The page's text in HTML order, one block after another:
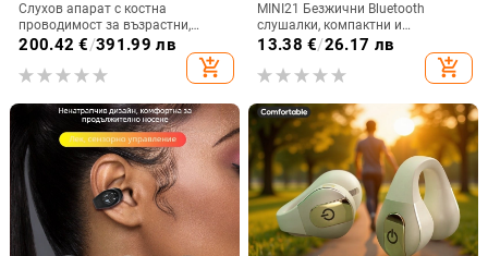
Слухов апарат с костна
проводимост за възрастни,
двустранен, Bluetooth,
водоустойчив, интелигентно
устройство за слух
200.42 €/391.99 лв
add_shopping_cart
MINI21 Безжични Bluetooth
слушалки, компактни и
невидими, едноухи за бягане и
спорт, висококачествен звук,
модел 2025
13.38 €/26.17 лв
add_shopping_cart